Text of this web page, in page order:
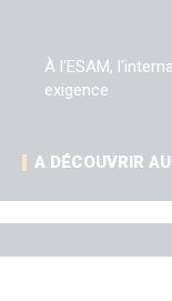
À l'ESAM,
exigence
A DÉCOUVRIR